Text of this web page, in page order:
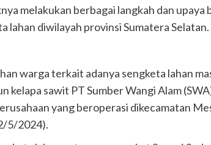
melakukan berbagai langkah dan upaya
lahan diwilayah provinsi Sumatera Selatan.
warga terkait adanya sengketa lahan
kelapa sawit PT Sumber Wangi Alam
yang beroperasi dikecamatan
5/2024).